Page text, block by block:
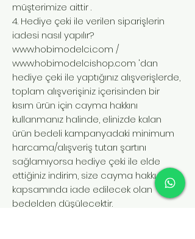
müşterimize aittir .
4. Hediye çeki ile verilen siparişlerin
iadesi nasıl yapılır?
www.hobimodelci.com /
www.hobimodelcishop.com 'dan
hediye çeki ile yaptığınız alışverişlerde,
toplam alışverişiniz içerisinden bir
kısım ürün için cayma hakkını
kullanmanız halinde, elinizde kalan
ürün bedeli kampanyadaki minimum
harcama/alışveriş tutarı şartını
sağlamıyorsa hediye çeki ile elde
ettiğiniz indirim, size cayma hakkı
kapsamında iade edilecek olan
bedelden düşülecektir.